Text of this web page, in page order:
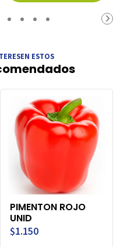
ESTOS
PIMENTON ROJO
UNID
$1.150